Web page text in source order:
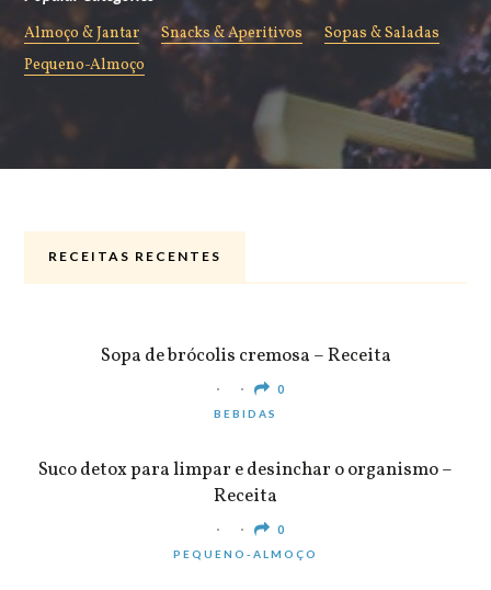
Almoço & Jantar Snacks & Aperitivos
Sopas & Saladas
Pequeno-Almoço
RECEITAS RECENTES
Sopa de brócolis cremosa – Receita
0
BEBIDAS
Suco detox para limpar e desinchar o organismo –
Receita
0
PEQUENO-ALMOÇO